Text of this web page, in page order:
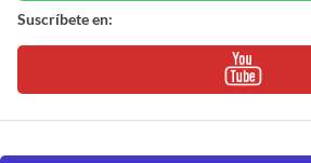
Suscríbete en: